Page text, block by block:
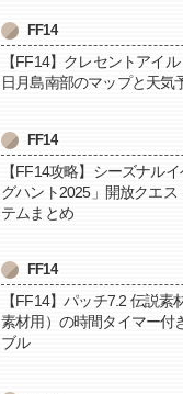
FF14
【FF14】クレセントアイ
日月島南部のマップと天気
FF14
【FF14攻略】シーズナル
グハント2025」開放クエス
テムまとめ
FF14
【FF14】パッチ7.2 伝説素
素材用）の時間タイマー付
ブル